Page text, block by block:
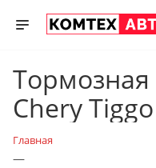
Тормозная
Chery
Главная
—